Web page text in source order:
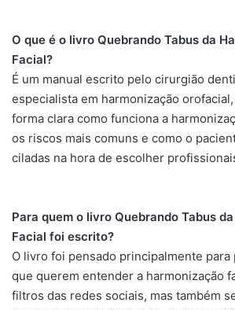
O que é o livro Quebrando Tabus da
Facial?
É um manual escrito pelo cirurgião
especialista em harmonização
forma clara como funciona a
os riscos mais comuns e como o
ciladas na hora de escolher
Para quem o livro Quebrando Tabus
Facial foi escrito?
O livro foi pensado principalmente
que querem entender a harmonização
filtros das redes sociais, mas também